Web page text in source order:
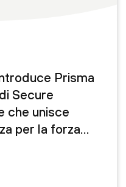
Prisma
Secure
che unisce
per la forza